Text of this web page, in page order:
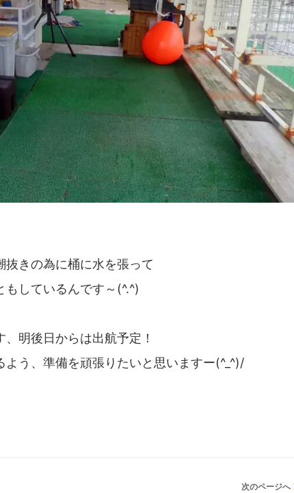
きの為に桶に水を張って
しているんです～(^.^)
明後日からは出航予定！
よう、準備を頑張りたいと思いますー(^_^)/
次のページへ